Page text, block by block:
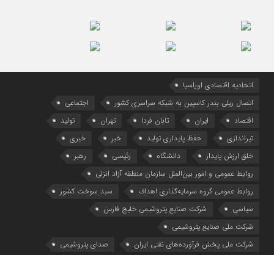
اتحادیه اقتصادی اوراسیا
اتصال ریلی بندر کاسپین به شبکه سراسری کشور
اجتماعی
اقتصاد
ایران تابان فردا تهران
تولید
تیراندازی
حفظ پایداری تولید خبر
خبری
خلق ارزش پایدار
دانشگاه رئیسی
رهبر
روابط عمومی و امور بین‌الملل سازمان منطقه آزاد انزلی
روابط عمومی گروه سرمایه‌گذاری اهداف
سبد سوخت کشور
سیاسی
شرکت صنایع پتروشیمی خلیج فارس
شرکت ملی صنایع پتروشیمی
شرکت ملی پخش فرآورده‌های نفتی ایران
صدای پتروشیمی